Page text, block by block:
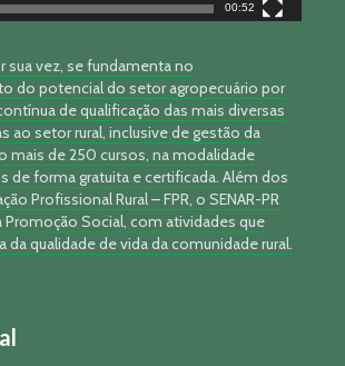
00:52
sua vez, se fundamenta no
do potencial do setor agropecuário por
de qualificação das mais diversas
ao setor rural, inclusive de gestão da
mais de 250 cursos, na modalidade
de forma gratuita e certificada. Além dos
Profissional Rural – FPR, o SENAR-PR
Promoção Social, com atividades que
da qualidade de vida da comunidade rural.